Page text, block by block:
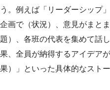
う。例えば「リーダーシップ
企画で（状況）、意見がまと
題）、各班の代表を集めて話
果、全員が納得するアイデア
果）」といった具体的なスト